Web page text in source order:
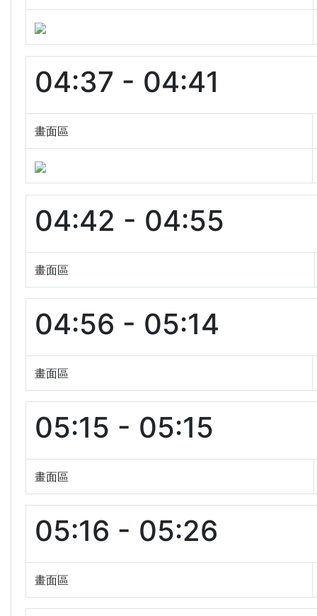
04:37 - 04:41
畫面區
04:42 - 04:55
畫面區
04:56 - 05:14
畫面區
05:15 - 05:15
畫面區
05:16 - 05:26
畫面區